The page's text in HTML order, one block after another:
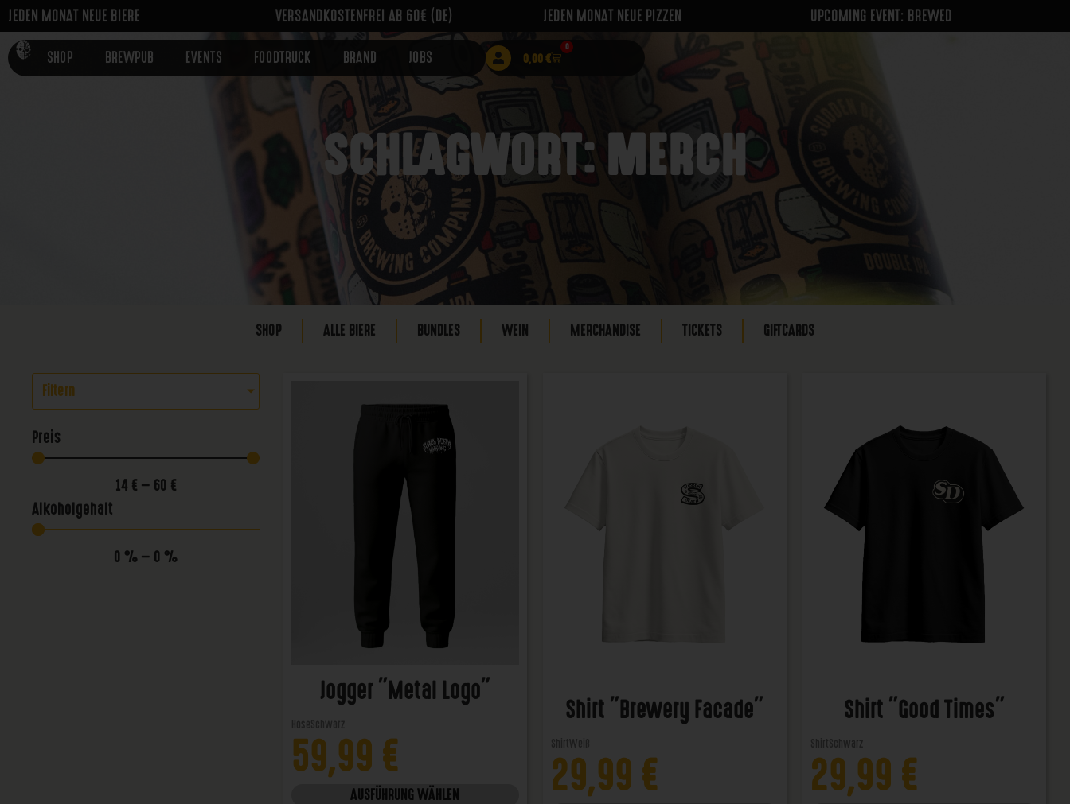
JEDEN MONAT NEUE BIERE VERSANDKOSTENFREI AB 60€ (DE) JEDEN MONAT NEUE PIZZEN UPCOMING EVENT: BREWED
SHOP BREWPUB EVENTS FOODTRUCK BRAND JOBS 0,00€
0
SCHLAGWORT: MERCH
SHOP ALLE BIERE BUNDLES WEIN MERCHANDISE TICKETS GIFTCARDS
Filtern
Preis
14 € — 60 €
Alkoholgehalt
0 % — 0 %
Jogger "Metal Logo"
59,99 €
AUSFÜHRUNG WÄHLEN
Shirt "Brewery Facade"
29,99 €
Shirt "Good Times"
29,99 €